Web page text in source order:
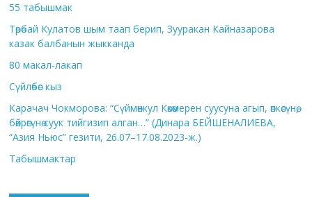
55 табышмак
Төрөбай Кулатов шым таап берип, Зууракан Кайназарова
казак балбанын жыкканда
80 макал-лакап
Сүйлөбөс кыз
Карачач Чокморова: “Сүймөнкул Көкөмерен суусуна агып, өпкөсүнө,
бөйрөгүнө суук тийгизип алган…” (Динара БЕЙШЕНАЛИЕВА,
“Азия Ньюс” гезити, 26.07–17.08.2023-ж.)
Табышмактар